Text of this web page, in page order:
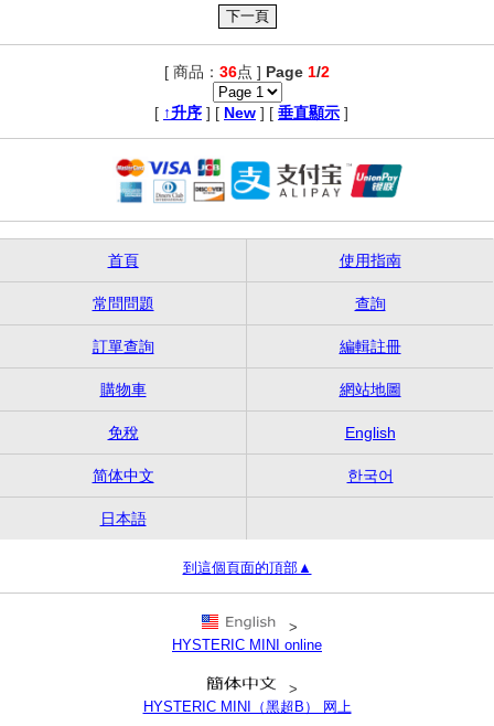
[ 商品： 36点 ] Page 1/2
[ ↑升序 ] [ New ] [ 垂直顯示 ]
首頁 使用指南
常問問題 查詢
訂單查詢 編輯註冊
購物車 網站地圖
免稅 English
简体中文 한국어
日本語
到這個頁面的頂部▲
>
HYSTERIC MINI online
>
HYSTERIC MINI（黑超B） 网上